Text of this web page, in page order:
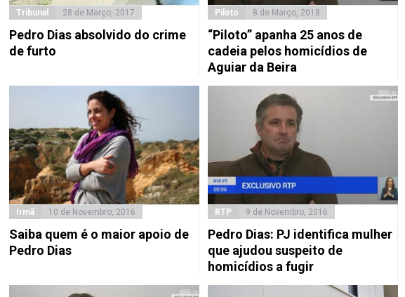
Tribunal 28 de Março, 2017
Pedro Dias absolvido do crime
de furto
Piloto 8 de Março, 2018
“Piloto” apanha 25 anos de
cadeia pelos homicídios de
Aguiar da Beira
Irmã 10 de Novembro, 2016
Saiba quem é o maior apoio de
Pedro Dias
RTP 9 de Novembro, 2016
Pedro Dias: PJ identifica mulher
que ajudou suspeito de
homicídios a fugir